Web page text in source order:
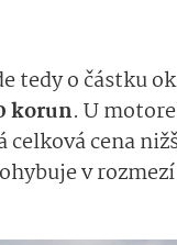
tedy o částku
korun. U
celková cena
v